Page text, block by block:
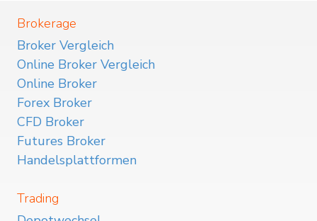
Brokerage
Broker Vergleich
Online Broker Vergleich
Online Broker
Forex Broker
CFD Broker
Futures Broker
Handelsplattformen
Trading